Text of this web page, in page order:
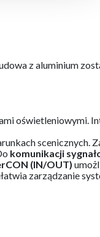
z aluminium
oświetleniowymi.
scenicznych.
komunikacji
(IN/OUT)
zarządzanie